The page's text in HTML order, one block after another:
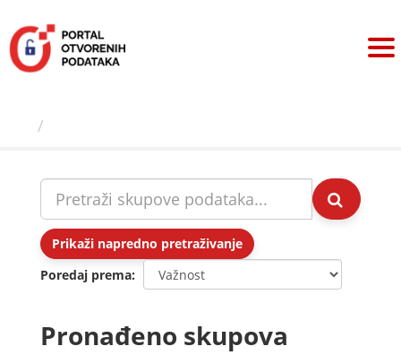
sadržaj
Prikaži napredno pretraživanje
Poredaj prema
Pronađeno skupova